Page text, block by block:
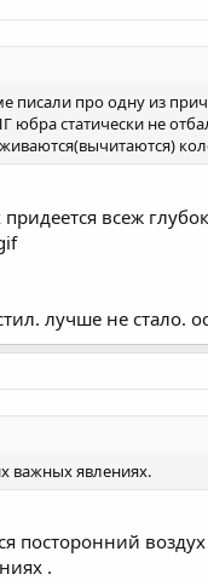
писали про одну из
статически не
придеется всеж
лучше не стало.
важных явлениях.
посторонний
.